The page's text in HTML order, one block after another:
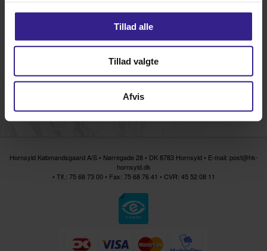
Tillad alle
Tillad valgte
Afvis
Læs mere...
Bemærk kun Et palletillæg uanset antal sække.
Paller
Hornsyld Købmandsgaard A/S • Nørregade 28 • DK 8783 Hornsyld • E-mail: post@hk-
hornsyld.dk
• Tlf.: 75 68 73 00• Fax: 75 68 76 41 • CVR: 45 52 08 11